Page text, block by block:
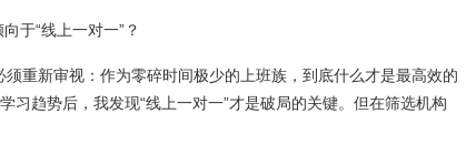
于“线上一对一”？
须重新审视：作为零碎时间极少的上班族，到底什么才是最高效的
习趋势后，我发现“线上一对一”才是破局的关键。但在筛选机构